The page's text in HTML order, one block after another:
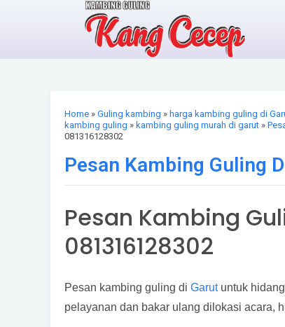
Home » Guling kambing » harga kambing guling di
kambing guling » kambing guling murah di garut »
081316128302
Pesan Kambing Guling
Pesan Kambing
081316128302
Pesan kambing guling di Garutuntuk
pelayanan dan bakar ulang dilokasi acara,